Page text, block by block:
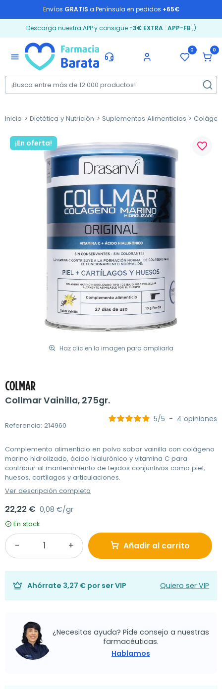
Envíos GRATIS a Península en pedidos +65€
Descarga nuestra APP y consigue -3€ EXTRA: APP-FB ;)
menu
0 0
Inicio Dietética y Nutrición Suplementos Alimenticios
¡En oferta!
Haz clic en la imagen para ampliarla
favorite_border
Collmar Vainilla, 275gr.
Referencia: 214960
5/5 - 4 opiniones
Complemento alimenticio en polvo sabor vainilla con colágeno
marino hidrolizado, ácido hialurónico y vitamina C para
contribuir al mantenimiento de tejidos conjuntivos como piel,
huesos, cartílagos y articulaciones.
Ver descripción completa
22,22 € 0,08 €/gr
En stock
Añadir al carrito
Ahórrate 3,27 € por ser VIP Quiero ser VIP
¿Necesitas ayuda? Pide consejo a nuestras
farmacéuticas.
Hablamos